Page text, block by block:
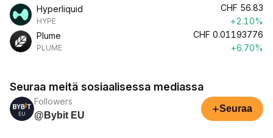
Hyperliquid
HYPE
CHF 56.83
+2.10%
Plume
PLUME
CHF 0.01193776
+6.70%
Seuraa meitä sosiaalisessa mediassa
Followers
@Bybit EU
+Seuraa